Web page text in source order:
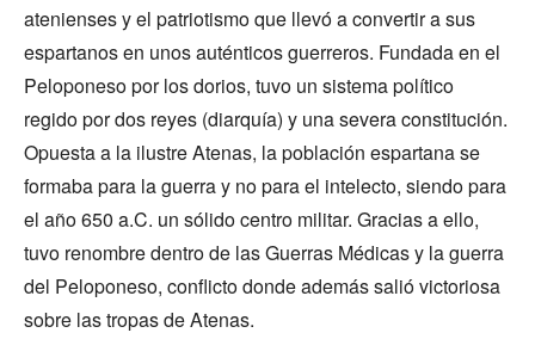
atenienses y el patriotismo que llevó a convertir a sus
espartanos en unos auténticos guerreros. Fundada en el
Peloponeso por los dorios, tuvo un sistema político
regido por dos reyes (diarquía) y una severa constitución.
Opuesta a la ilustre Atenas, la población espartana se
formaba para la guerra y no para el intelecto, siendo para
el año 650 a.C. un sólido centro militar. Gracias a ello,
tuvo renombre dentro de las Guerras Médicas y la guerra
del Peloponeso, conflicto donde además salió victoriosa
sobre las tropas de Atenas.